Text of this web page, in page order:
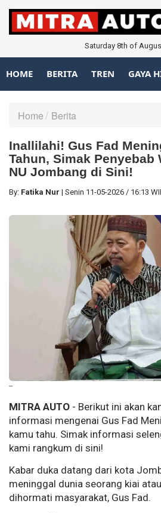
Saturday 8th of
HOME BERITA TREN GAYA
Home Berita
Inallilahi! Gus Fad
Tahun, Simak Penyebab
NU Jombang di Sini!
By: Fatika Nur | Senin 11-05-2026 / 16:13
--
MITRA AUTO - Berikut ini akan
informasi mengenai Gus Fad
kamu tahu. Simak informasi
kami rangkum di sini!
Kabar duka datang dari kota
meninggal dunia seorang kiai
dihormati masyarakat, Gus Fad.